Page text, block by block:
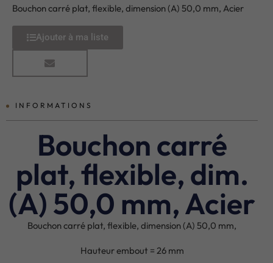
Bouchon carré plat, flexible, dimension (A) 50,0 mm, Acier
Ajouter à ma liste
INFORMATIONS
Bouchon carré
plat, flexible, dim.
(A) 50,0 mm, Acier
Bouchon carré plat, flexible, dimension (A) 50,0 mm,
Hauteur embout = 26 mm